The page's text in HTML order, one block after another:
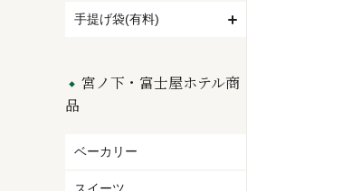
手提げ袋(有料)
宮ノ下・富士屋ホテル商
品
ベーカリー